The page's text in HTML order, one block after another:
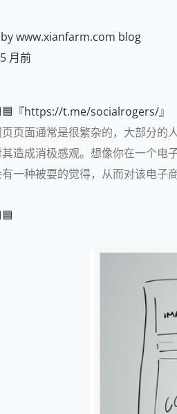
www.xianfarm.com blog
月前
『https://t.me/socialrogers/』
页面通常是很繁杂的，大部分的
造成消极感观。想像你在一个电
一种被耍的觉得，从而对该电子